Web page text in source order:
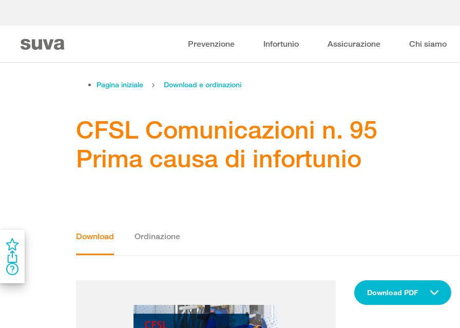
Prevenzione Infortunio Assicurazione Chi siamo
Pagina iniziale Download e ordinazioni
CFSL Comunicazioni n. 95
Prima causa di infortunio
Download Ordinazione
Download PDF